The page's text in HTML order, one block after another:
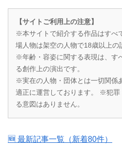
【サイトご利用上の注意】
※本サイトで紹介する作品はすべ
場人物は架空の人物で18歳以上の
※年齢・容姿に関する表現は、す
る創作上の演出です。
※実在の人物・団体とは一切関係
適正に運営しております。 ※犯罪
る意図はありません。
🆕 最新記事一覧（新着80件）